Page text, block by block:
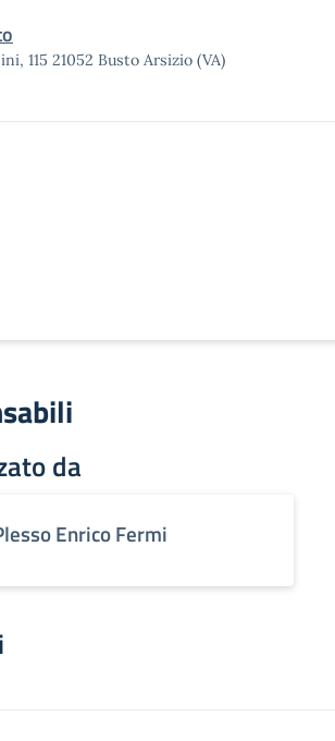
115 21052 Busto Arsizio (VA)
da
Enrico Fermi